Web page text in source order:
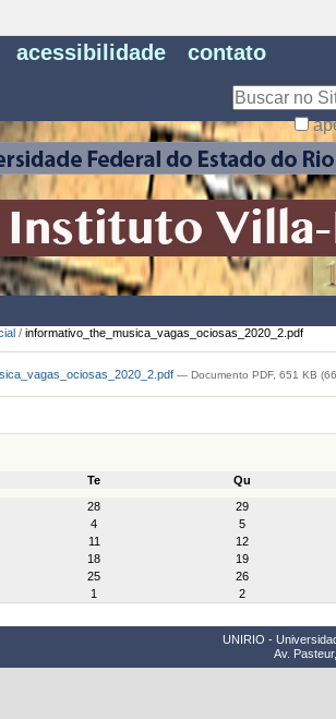
acessibilidade contato
/ informativo_the_musica_vagas_ociosas_2020_2.pdf
— Documento PDF, 651 KB
Te
Qu
28
29
4
5
11
12
18
19
25
26
1 2
UNIRIO -
Av.